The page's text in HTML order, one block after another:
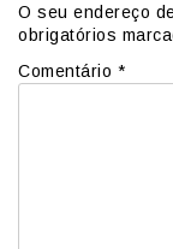
O seu endereço
obrigatórios
Comentário *